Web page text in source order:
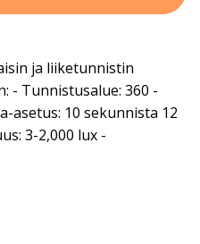
ja liiketunnistin
- Tunnistusalue: 360 -
asetus: 10 sekunnista 12
3-2,000 lux -